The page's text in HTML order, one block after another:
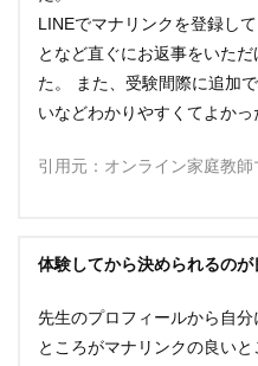
LINEでマナリンクを登録し
となど直ぐにお返事をいた
た。 また、受験間際に追加
いなどわかりやすくてよかっ
引用元：オンライン家庭教
体験してから決められるのが
先生のプロフィールから自
ところがマナリンクの良い